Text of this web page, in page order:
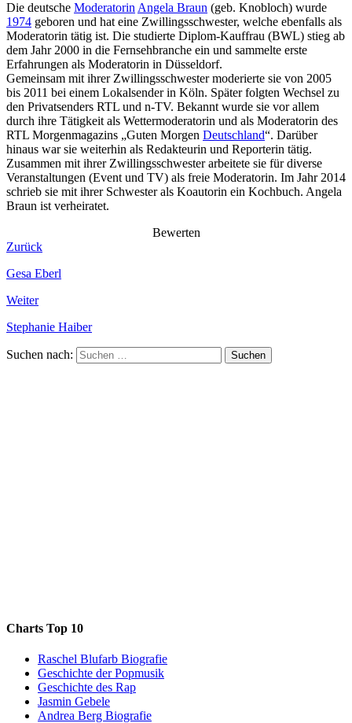
Die deutsche Moderatorin Angela Braun (geb. Knobloch) wurde
1974 geboren und hat eine Zwillingsschwester, welche ebenfalls als
Moderatorin tätig ist. Die studierte Diplom-Kauffrau (BWL) stieg ab
dem Jahr 2000 in die Fernsehbranche ein und sammelte erste
Erfahrungen als Moderatorin in Düsseldorf.
Gemeinsam mit ihrer Zwillingsschwester moderierte sie von 2005
bis 2011 bei einem Lokalsender in Köln. Später folgten Wechsel zu
den Privatsenders RTL und n-TV. Bekannt wurde sie vor allem
durch ihre Tätigkeit als Wettermoderatorin und als Moderatorin des
RTL Morgenmagazins „Guten Morgen Deutschland“. Darüber
hinaus war sie weiterhin als Redakteurin und Reporterin tätig.
Zusammen mit ihrer Zwillingsschwester arbeitete sie für diverse
Veranstaltungen (Event und TV) als freie Moderatorin. Im Jahr 2014
schrieb sie mit ihrer Schwester als Koautorin ein Kochbuch. Angela
Braun ist verheiratet.
Bewerten
Zurück
Gesa Eberl
Weiter
Stephanie Haiber
Suchen nach:
Charts Top 10
Raschel Blufarb Biografie
Geschichte der Popmusik
Geschichte des Rap
Jasmin Gebele
Andrea Berg Biografie